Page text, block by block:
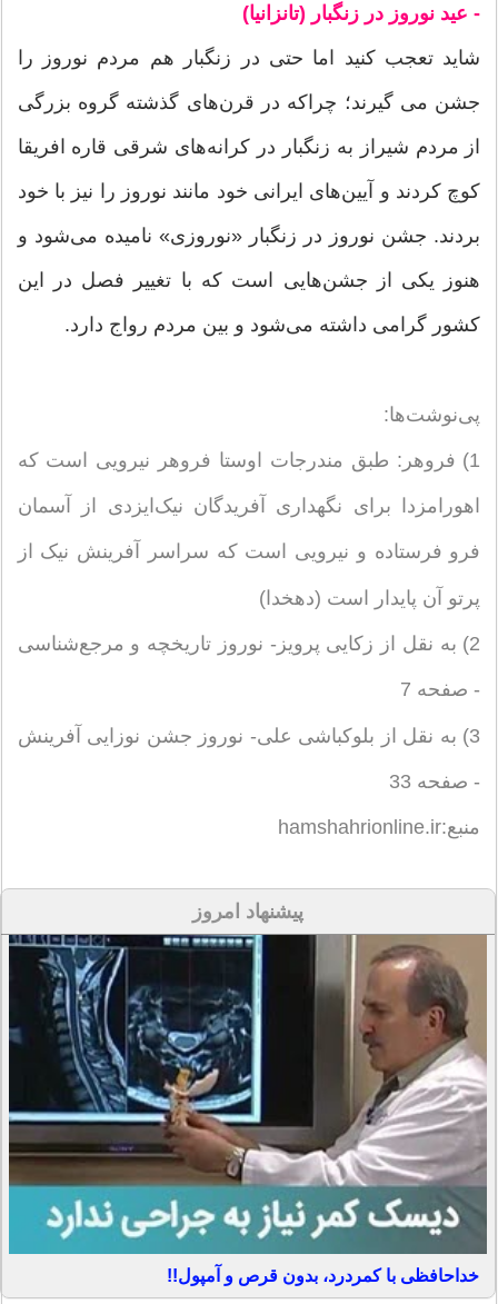
- عید نوروز در زنگبار (تانزانیا)
شاید تعجب کنید اما حتی در زنگبار هم مردم نوروز را
جشن می گیرند؛‌ چراکه در قرن‌های گذشته گروه بزرگی
از مردم شیراز به زنگبار در کرانه‌های شرقی قاره افریقا
کوچ کردند و آیین‌های ایرانی خود مانند نوروز را نیز با خود
بردند. جشن نوروز در زنگبار «نوروزی» نامیده می‌شود و
هنوز یکی از جشن‌هایی است که با تغییر فصل در این
کشور گرامی داشته می‌شود و بین مردم رواج دارد.
پی‌نوشت‌ها:
1) فروهر: طبق مندرجات اوستا فروهر نیرویی است که
اهورامزدا برای نگهداری آفریدگان نیک‌ایزدی از آسمان
فرو فرستاده و نیرویی است که سراسر آفرینش نیک از
پرتو آن پایدار است (دهخدا)
2) به نقل از زکایی پرویز- نوروز تاریخچه و مرجع‌شناسی
- صفحه 7
3) به نقل از بلوکباشی علی- نوروز جشن نوزایی آفرینش
- صفحه 33
منبع:hamshahrionline.ir
پیشنهاد امروز
خداحافظی با کمردرد، بدون قرص و آمپول!!